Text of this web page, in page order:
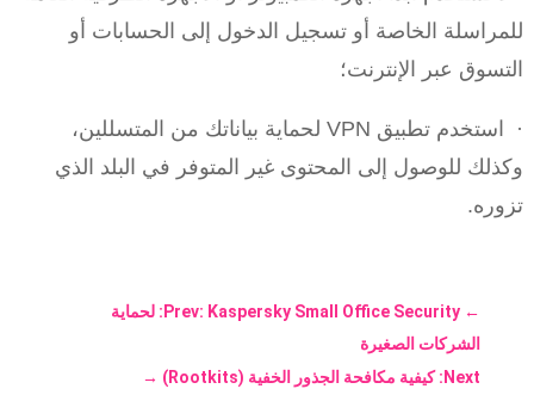
للمراسلة الخاصة أو تسجيل الدخول إلى الحسابات أو
التسوق عبر الإنترنت؛
· استخدم تطبيق VPN لحماية بياناتك من المتسللين،
وكذلك للوصول إلى المحتوى غير المتوفر في البلد الذي
تزوره.
←
Prev: Kaspersky Small Office Security: لحماية
الشركات الصغيرة
Next: كيفية مكافحة الجذور الخفية (Rootkits)
→